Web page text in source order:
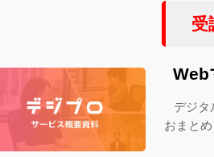
受
Web
デジタ
おまと